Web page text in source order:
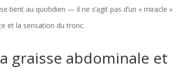
tient au quotidien — il ne s’agit pas d’un « miracle »
et la sensation du tronc.
graisse abdominale et